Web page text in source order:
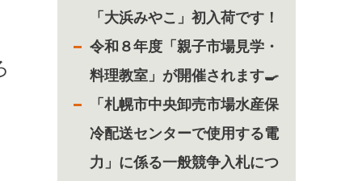
「大浜みやこ」初入荷です！
令和８年度「親子市場見学・
料理教室」が開催されます🍳
「札幌市中央卸売市場水産保
冷配送センターで使用する電
力」に係る一般競争入札につ